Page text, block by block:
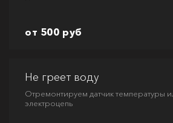
от 500 руб
Не греет воду
Отремонтируем датчик температуры
электроцепь